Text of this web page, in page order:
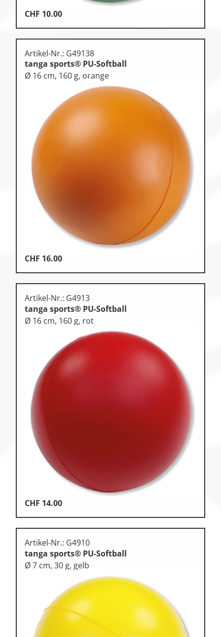
CHF 10.00
Artikel-Nr.: G49138
tanga sports® PU-Softball
Ø 16 cm, 160 g, orange
CHF 16.00
Artikel-Nr.: G4913
tanga sports® PU-Softball
Ø 16 cm, 160 g, rot
CHF 14.00
Artikel-Nr.: G4910
tanga sports® PU-Softball
Ø 7 cm, 30 g, gelb